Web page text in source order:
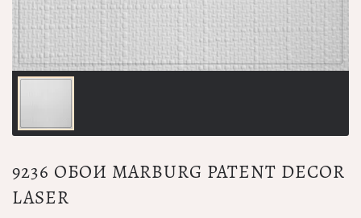
9236 ОБОИ MARBURG PATENT DECOR
LASER